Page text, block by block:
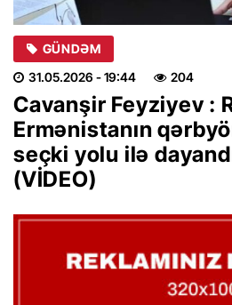
GÜNDƏM
31.05.2026 - 19:44 204
Cavanşir Feyziyev :
Ermənistanın
seçki yolu ilə
(VİDEO)